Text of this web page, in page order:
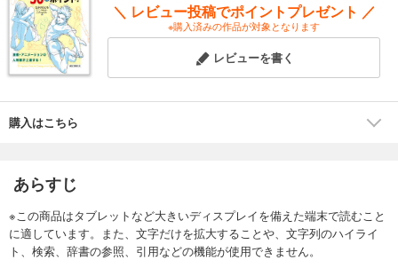
＼ レビュー投稿でポイントプレゼント ／
※購入済みの作品が対象となります
レビューを書く
購入はこちら
あらすじ
※この商品はタブレットなど大きいディスプレイを備えた端末で読むこと
に適しています。また、文字だけを拡大することや、文字列のハイライ
ト、検索、辞書の参照、引用などの機能が使用できません。